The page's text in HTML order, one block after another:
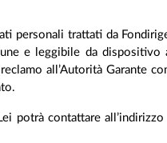
personali trattati da
e leggibile da dispositivo
all’Autorità Garante
potrà contattare